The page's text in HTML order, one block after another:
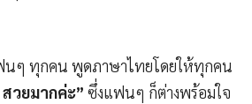
นๆ ทุกคน พูดภาษาไทยโดยให้ทุกคน
วยมากค่ะ” ซึ่งแฟนๆ ก็ต่างพร้อมใจ